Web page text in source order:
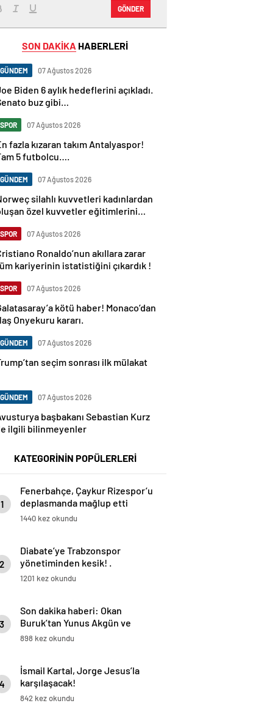
GÖNDER
SON DAKİKA HABERLERİ
GÜNDEM 07 Ağustos 2026
Biden 6 aylık hedeflerini açıkladı.
buz gibi…
SPOR 07 Ağustos 2026
fazla kızaran takım Antalyaspor!
5 futbolcu….
GÜNDEM 07 Ağustos 2026
silahlı kuvvetleri kadınlardan
özel kuvvetler eğitimlerini
SPOR 07 Ağustos 2026
Ronaldo’nun akıllara zarar
kariyerinin istatistiğini çıkardık !
SPOR 07 Ağustos 2026
kötü haber! Monaco’dan
Onyekuru kararı.
GÜNDEM 07 Ağustos 2026
seçim sonrası ilk mülakat
GÜNDEM 07 Ağustos 2026
başbakanı Sebastian Kurz
ilgili bilinmeyenler
KATEGORİNİN POPÜLERLERİ
1
Fenerbahçe, Çaykur Rizespor’u
deplasmanda mağlup etti
1440 kez okundu
2
Diabate’ye Trabzonspor
yönetiminden kesik! .
1201 kez okundu
3
Son dakika haberi: Okan
Buruk’tan Yunus Akgün ve
Mertens kararı! Osimhen’e
898 kez okundu
4
İsmail Kartal, Jorge Jesus’la
karşılaşacak!
842 kez okundu